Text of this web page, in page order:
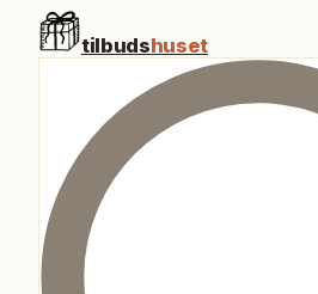
tilbudshuset